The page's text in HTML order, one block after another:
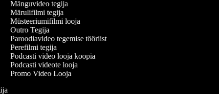
Mänguvideo tegija
Märulifilmi tegija
Müsteeriumifilmi looja
Outro Tegija
Paroodiavideo tegemise tööriist
Perefilmi tegija
Podcasti video looja koopia
Podcasti videote looja
Promo Video Looja